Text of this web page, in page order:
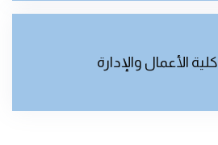
كلية الأعمال والإدارة